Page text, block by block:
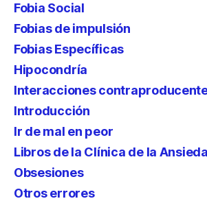
Fobia Social
Fobias de impulsión
Fobias Específicas
Hipocondría
Interacciones
Introducción
Ir de mal en peor
Libros de la Clínica de la
Obsesiones
Otros errores